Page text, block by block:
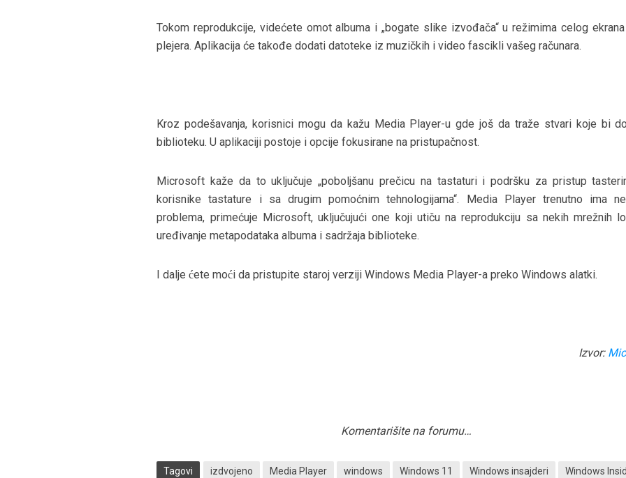
Tokom reprodukcije, videćete omot albuma i „bogate slike izvođača“ u režimima celog
plejera. Aplikacija će takođe dodati datoteke iz muzičkih i video fascikli vašeg računara.
Kroz podešavanja, korisnici mogu da kažu Media Player-u gde još da traže stvari koje bi
biblioteku. U aplikaciji postoje i opcije fokusirane na pristupačnost.
Microsoft kaže da to uključuje „poboljšanu prečicu na tastaturi i podršku za pristup
korisnike tastature i sa drugim pomoćnim tehnologijama“. Media Player trenutno ima
problema, primećuje Microsoft, uključujući one koji utiču na reprodukciju sa nekih mrežnih
uređivanje metapodataka albuma i sadržaja biblioteke.
I dalje ćete moći da pristupite staroj verziji Windows Media Player-a preko Windows alatki.
Izvor:
Komentarišite na forumu…
Tagovi izdvojeno Media Player windows Windows 11 Windows insajderi Windows